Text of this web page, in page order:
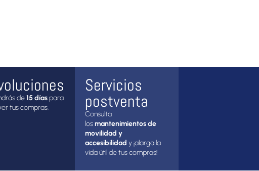
de15 díaspara
tus compras.
Servicios
postventa
Consulta
losmantenimientos de
movilidad y
accesibilidad y ¡alarga la
vida útil de tus compras!